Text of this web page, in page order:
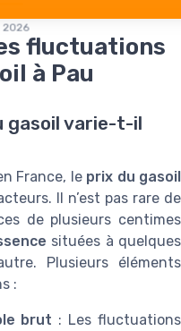
2026
fluctuations
à Pau
gasoil varie-t-il
France, le prix du gasoil
Il n’est pas rare de
de plusieurs centimes
situées à quelques
Plusieurs éléments
:
brut : Les fluctuations